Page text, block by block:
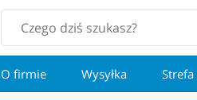
O firmie Wysyłka